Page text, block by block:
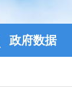
政府数据